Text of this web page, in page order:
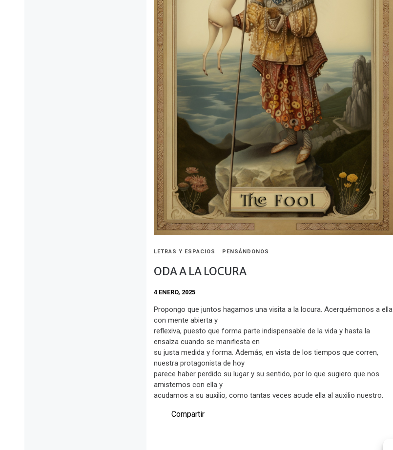
LETRAS Y ESPACIOS PENSÁNDONOS
ODA A LA LOCURA
4 ENERO, 2025
Propongo que juntos hagamos una visita a la locura. Acerquémonos a ella
con mente abierta y
reflexiva, puesto que forma parte indispensable de la vida y hasta la
ensalza cuando se manifiesta en
su justa medida y forma. Además, en vista de los tiempos que corren,
nuestra protagonista de hoy
parece haber perdido su lugar y su sentido, por lo que sugiero que nos
amistemos con ella y
acudamos a su auxilio, como tantas veces acude ella al auxilio nuestro.
Compartir